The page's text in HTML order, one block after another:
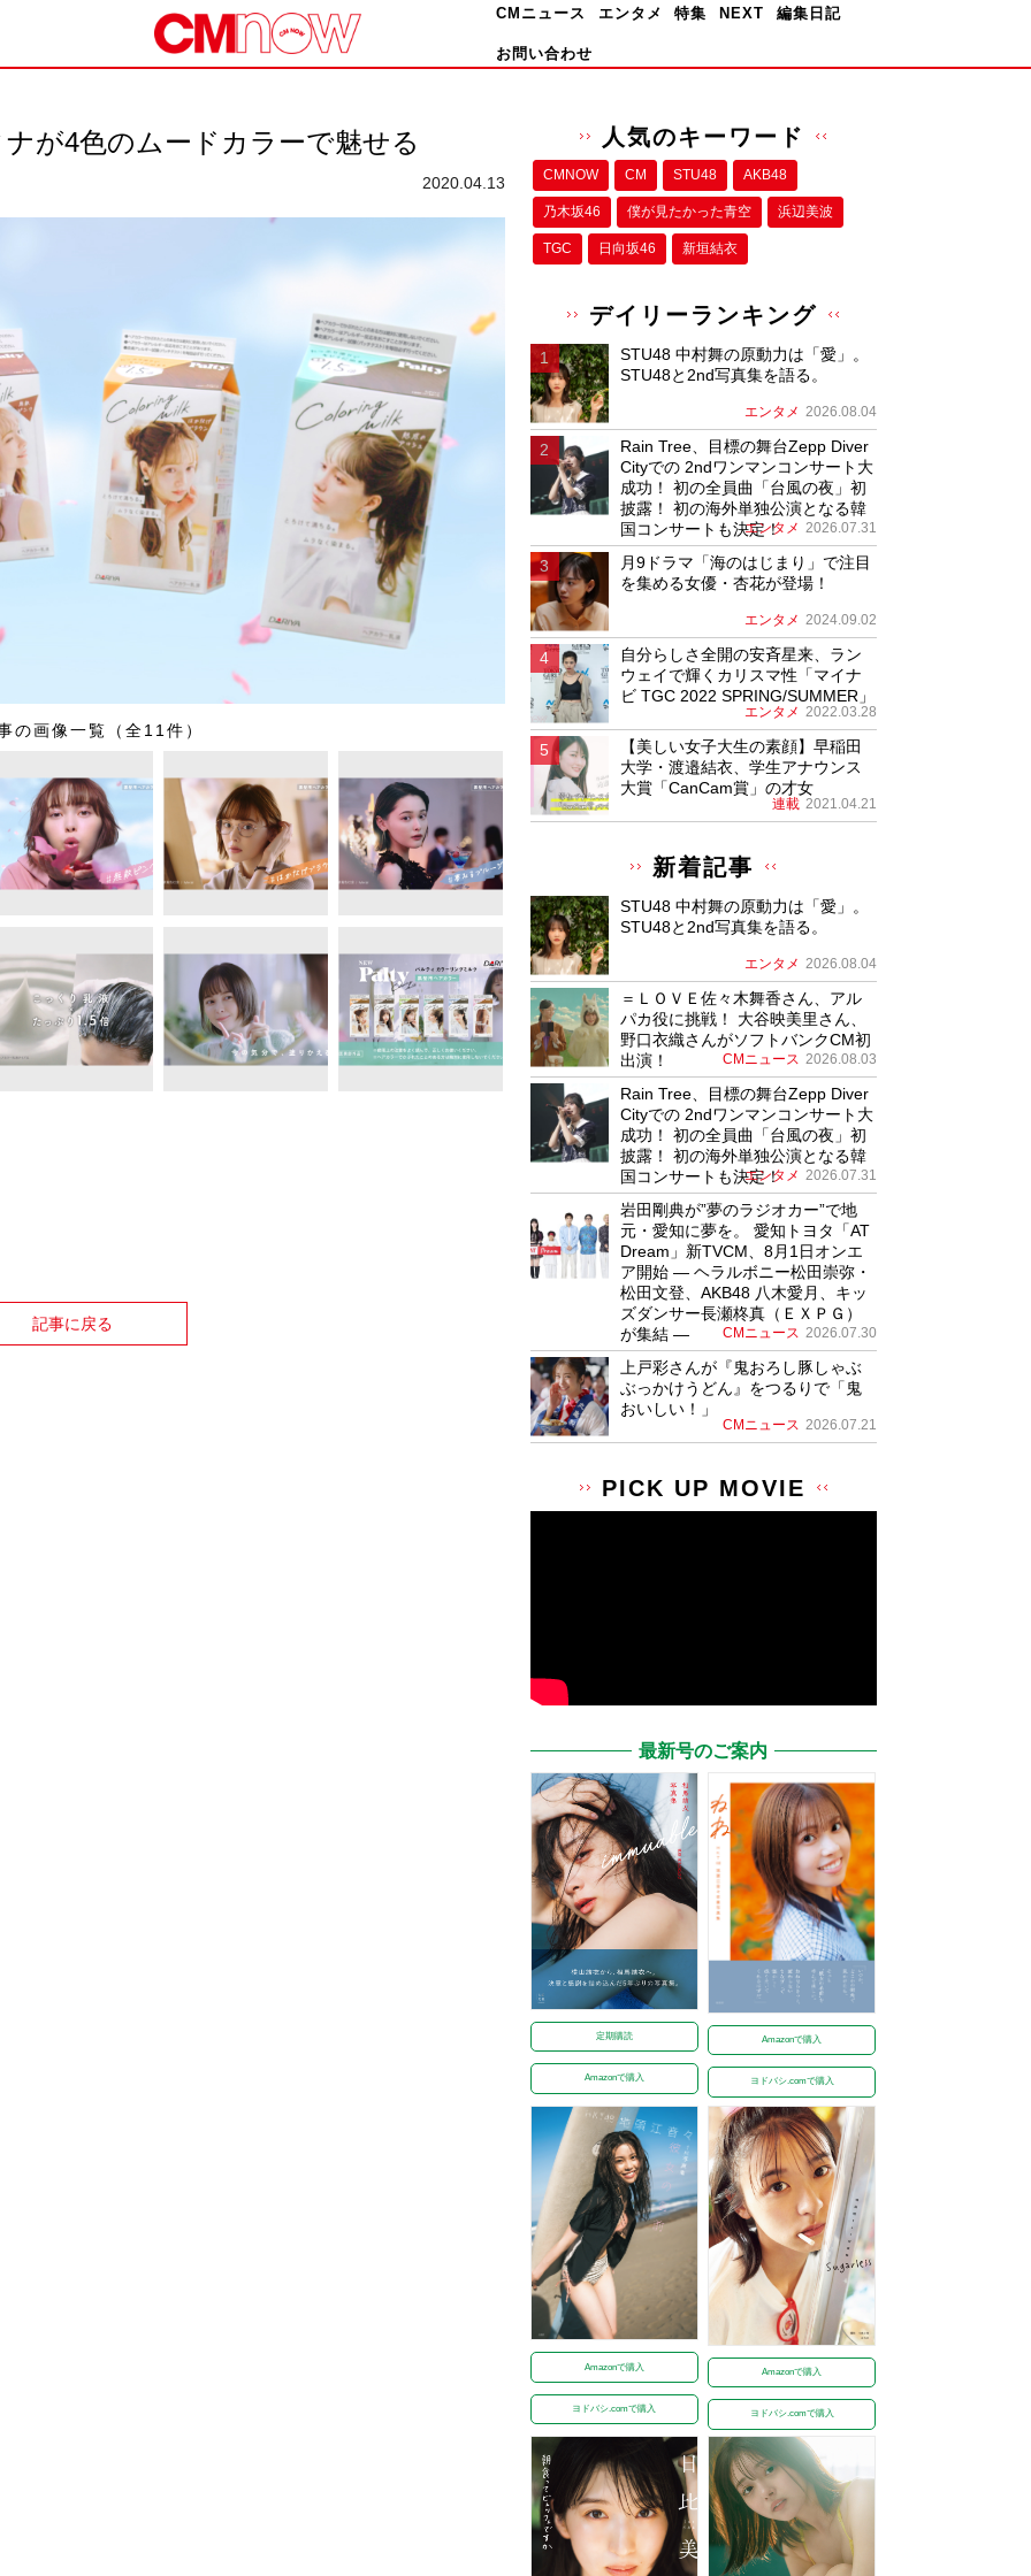
CMニュース エンタメ 特集 NEXT 編集日記
お問い合わせ
が4色のムードカラーで魅せる
2020.04.13
の画像一覧（全11件）
記事に戻る
人気のキーワード
CMNOW CM STU48 AKB48
乃木坂46 僕が⾒たかった⻘空 浜辺美波
TGC 日向坂46 新垣結衣
デイリーランキング
STU48 中村舞の原動力は「愛」。
STU48と2nd写真集を語る。
エンタメ 2026.08.04
Rain Tree、目標の舞台Zepp Diver
Cityでの 2ndワンマンコンサート大
成功！ 初の全員曲「台風の夜」初
披露！ 初の海外単独公演となる韓
国コンサートも決定！
エンタメ 2026.07.31
月9ドラマ「海のはじまり」で注目
を集める女優・杏花が登場！
エンタメ 2024.09.02
自分らしさ全開の安斉星来、ラン
ウェイで輝くカリスマ性「マイナ
ビ TGC 2022 SPRING/SUMMER」
エンタメ 2022.03.28
【美しい女子大生の素顔】早稲田
大学・渡邉結衣、学生アナウンス
大賞「CanCam賞」の才女
連載 2021.04.21
新着記事
STU48 中村舞の原動力は「愛」。
STU48と2nd写真集を語る。
エンタメ 2026.08.04
＝ＬＯＶＥ佐々木舞香さん、アル
パカ役に挑戦！ 大谷映美里さん、
野口衣織さんがソフトバンクCM初
出演！
CMニュース 2026.08.03
Rain Tree、目標の舞台Zepp Diver
Cityでの 2ndワンマンコンサート大
成功！ 初の全員曲「台風の夜」初
披露！ 初の海外単独公演となる韓
国コンサートも決定！
エンタメ 2026.07.31
岩田剛典が”夢のラジオカー”で地
元・愛知に夢を。 愛知トヨタ「AT
Dream」新TVCM、8月1日オンエ
ア開始 ― ヘラルボニー松田崇弥・
松田文登、AKB48 八木愛月、キッ
ズダンサー長瀬柊真（ＥＸＰＧ）
が集結 ―
CMニュース 2026.07.30
上戸彩さんが『鬼おろし豚しゃぶ
ぶっかけうどん』をつるりで「鬼
おいしい！」
CMニュース 2026.07.21
PICK UP MOVIE
最新号のご案内
定期購読
Amazonで購入
Amazonで購入
ヨドバシ.comで購入
Amazonで購入
ヨドバシ.comで購入
Amazonで購入
ヨドバシ.comで購入